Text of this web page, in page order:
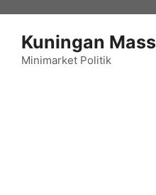
Kuningan Mass
Minimarket Politik